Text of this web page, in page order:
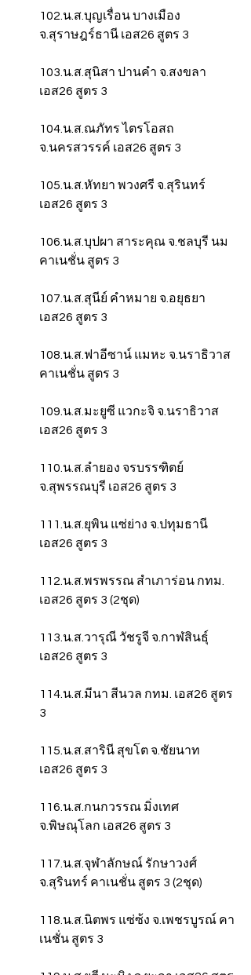
102.น.ส.บุญเรื่อน บางเมือง
จ.สุราษฎร์ธานี เอส26 สูตร 3
103.น.ส.สุนิสา ปานคำ จ.สงขลา
เอส26 สูตร 3
104.น.ส.ณภัทร ไตรโอสถ
จ.นครสวรรค์ เอส26 สูตร 3
105.น.ส.หัทยา พวงศรี จ.สุรินทร์
เอส26 สูตร 3
106.น.ส.บุปผา สาระคุณ จ.ชลบุรี นม
คาเนชั่น สูตร 3
107.น.ส.สุนีย์ คำหมาย จ.อยุธยา
เอส26 สูตร 3
108.น.ส.ฟาอีซาน์ แมหะ จ.นราธิวาส
คาเนชั่น สูตร 3
109.น.ส.มะยูซี แวกะจิ จ.นราธิวาส
เอส26 สูตร 3
110.น.ส.ลำยอง จรบรรฑิตย์
จ.สุพรรณบุรี เอส26 สูตร 3
111.น.ส.ยุพิน แซ่ย่าง จ.ปทุมธานี
เอส26 สูตร 3
112.น.ส.พรพรรณ สำเภาร่อน กทม.
เอส26 สูตร 3 (2ชุด)
113.น.ส.วารุณี วัชรูจี จ.กาฬสินธุ์
เอส26 สูตร 3
114.น.ส.มีนา สีนวล กทม. เอส26 สูตร
3
115.น.ส.สารินี สุขโต จ.ชัยนาท
เอส26 สูตร 3
116.น.ส.กนกวรรณ มิ่งเทศ
จ.พิษณุโลก เอส26 สูตร 3
117.น.ส.จุฬาลักษณ์ รักษาวงศ์
จ.สุรินทร์ คาเนชั่น สูตร 3 (2ชุด)
118.น.ส.นิตพร แซ่ซ้ง จ.เพชรบูรณ์ คา
เนชั่น สูตร 3